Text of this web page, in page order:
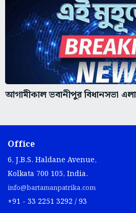
আগামীকাল ভবানীপুর বিধানসভা
Office
6, J.B.S. Haldane Avenue,
Kolkata 700 105, India.
info@bartamanpatrika.com
+91 - 33 2251 3292 / 93